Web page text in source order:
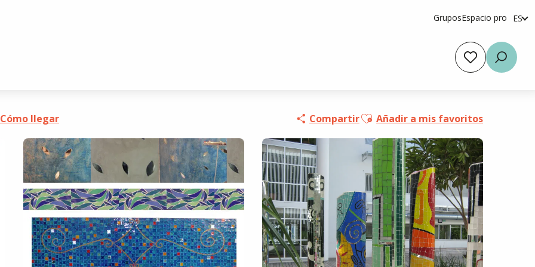
GruposEspacio pro ES
en
Cómo llegar CompartirAjouter aux favoris
Añadir a mis favoritos